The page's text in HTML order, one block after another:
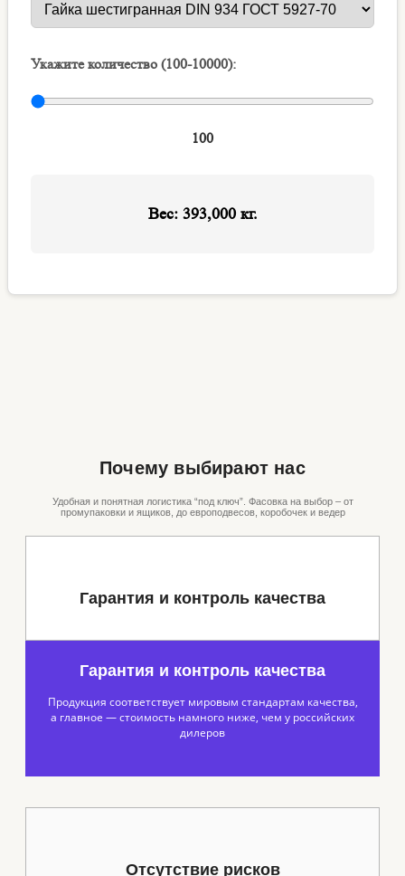
Почему выбирают нас
Удобная и понятная логистика “под ключ”. Фасовка на выбор – от
промупаковки и ящиков, до европодвесов, коробочек и ведер
Гарантия и контроль качества
Гарантия и контроль качества
Продукция соответствует мировым стандартам качества,
а главное — стоимость намного ниже, чем у российских
дилеров
Отсутствие рисков